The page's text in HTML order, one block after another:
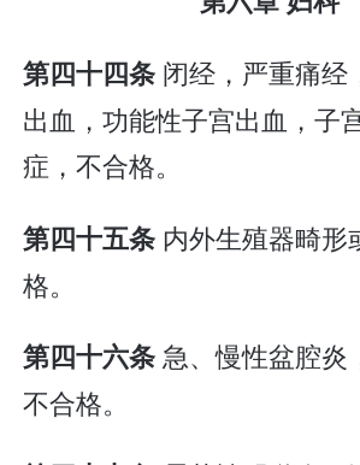
第四十四条 闭经，严重痛经
出血，功能性子宫出血，子
症，不合格。
第四十五条 内外生殖器畸形
格。
第四十六条急、慢性盆腔炎
不合格。